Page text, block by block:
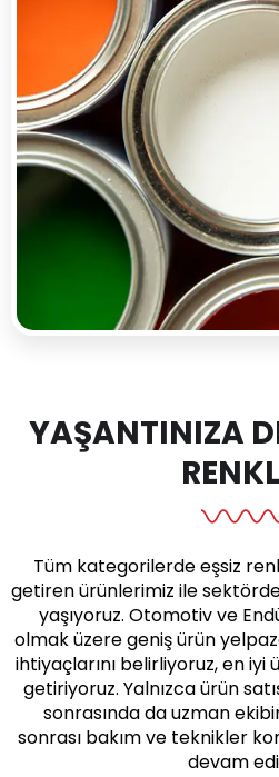
YAŞANTINIZA
Tüm kategorilerde eşsiz
getiren ürünlerimiz ile
yaşıyoruz. Otomotiv ve
olmak üzere geniş ürün
ihtiyaçlarını belirliyoruz, en iyi
getiriyoruz. Yalnızca ürün
sonrasında da uzman
sonrası bakım ve teknikler
devam